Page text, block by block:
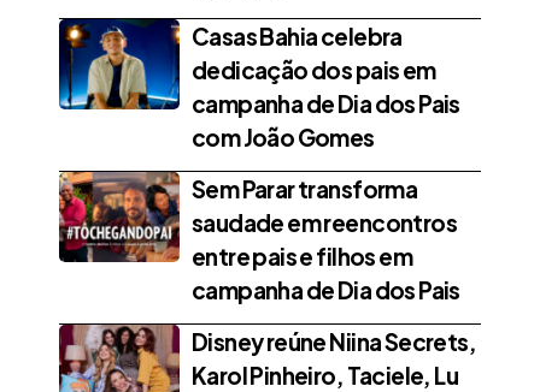
Casas Bahia celebra
dedicação dos pais em
campanha de Dia dos Pais
com João Gomes
Sem Parar transforma
saudade em reencontros
entre pais e filhos em
campanha de Dia dos Pais
Disney reúne Niina Secrets,
Karol Pinheiro, Taciele, Lu